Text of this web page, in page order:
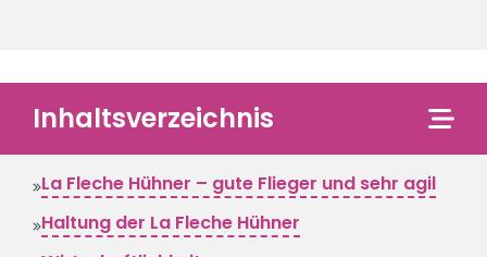
Inhaltsverzeichnis
La Fleche Hühner – gute Flieger und sehr agil
Haltung der La Fleche Hühner